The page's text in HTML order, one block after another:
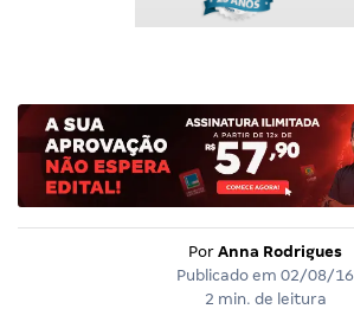
Por Anna Rodrigues
Publicado em 02/08/16
2 min. de leitura